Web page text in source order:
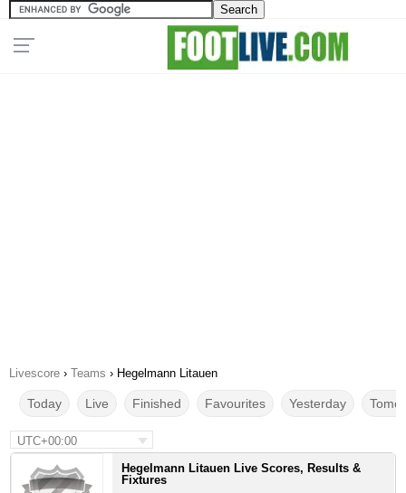
Livescore › Teams › Hegelmann Litauen
Today Live Finished Favourites Yesterday
UTC+00:00
Hegelmann Litauen Live Scores, Results &
Fixtures